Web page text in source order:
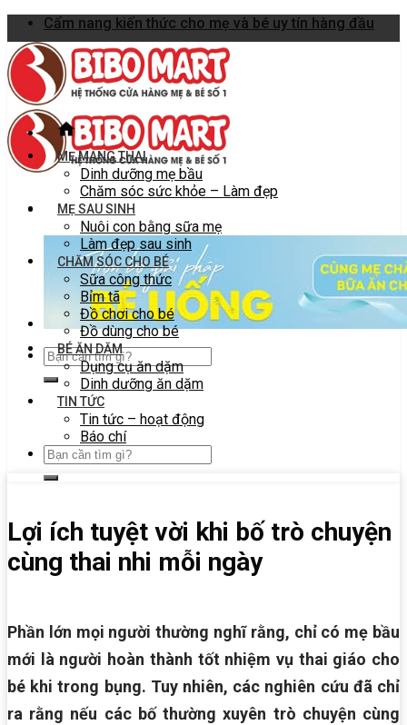
Skip
to
content
Cẩm nang kiến thức cho mẹ và bé uy tín hàng đầu
MẸ MANG THAI
Dinh dưỡng mẹ bầu
Chăm sóc sức khỏe – Làm đẹp
MẸ SAU SINH
Nuôi con bằng sữa mẹ
Làm đẹp sau sinh
CHĂM SÓC CHO BÉ
Sữa công thức
Bỉm tã
Đồ chơi cho bé
Đồ dùng cho bé
BÉ ĂN DẶM
Dụng cụ ăn dặm
Dinh dưỡng ăn dặm
TIN TỨC
Tin tức – hoạt động
Báo chí
Lợi ích tuyệt vời khi bố trò chuyện
cùng thai nhi mỗi ngày
Phần lớn mọi người thường nghĩ rằng, chỉ có mẹ bầu
mới là người hoàn thành tốt nhiệm vụ thai giáo cho
bé khi trong bụng. Tuy nhiên, các nghiên cứu đã chỉ
ra rằng nếu các bố thường xuyên trò chuyện cùng